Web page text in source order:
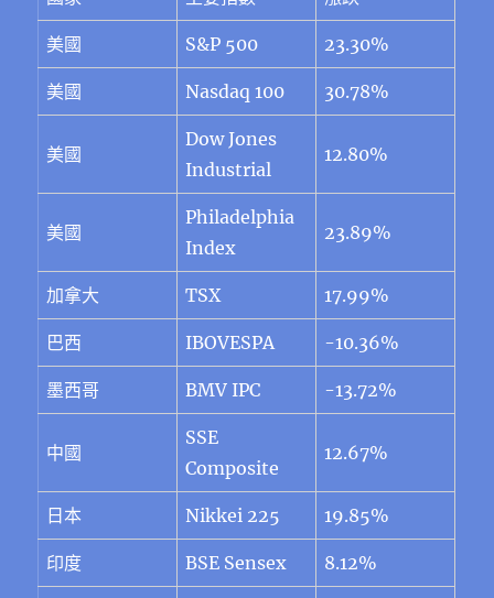
美國 S&P 500 23.30%
美國 Nasdaq 100 30.78%
美國
Dow Jones
Industrial
12.80%
美國
Philadelphia
Index
23.89%
加拿大 TSX 17.99%
巴西 IBOVESPA -10.36%
墨西哥 BMV IPC -13.72%
中國
SSE
Composite
12.67%
日本 Nikkei 225 19.85%
印度 BSE Sensex 8.12%